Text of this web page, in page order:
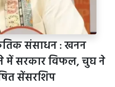
संसाधन : खनन
में सरकार विफल, चुघ ने
सेंसरशिप